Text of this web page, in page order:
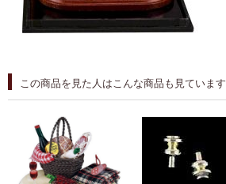
この商品を見た人はこんな商品も見ています